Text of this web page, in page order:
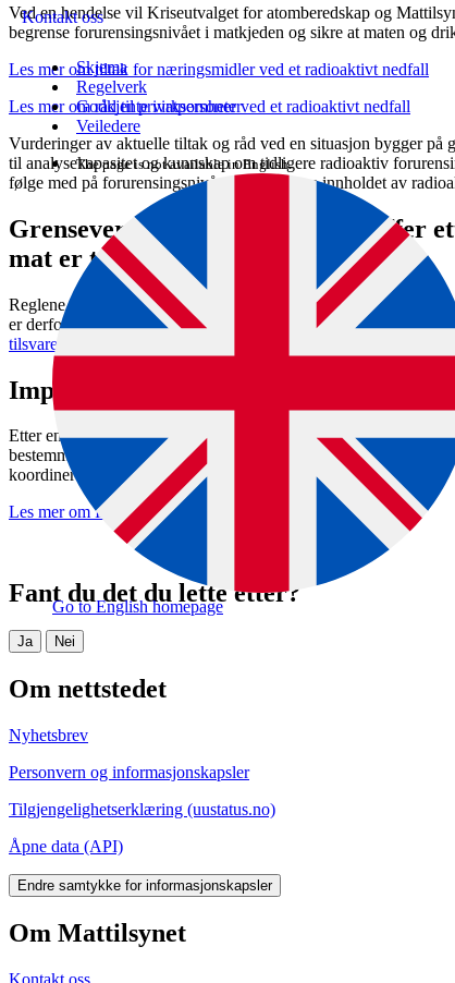
Kontakt oss
Skjema
Regelverk
Godkjente virksomheter
Veiledere
The page is not available in English.
Go to English homepage
Ved en hendelse vil Kriseutvalget for atomberedskap og
begrense forurensingsnivået i matkjeden og sikre at maten og
Les mer om tiltak for næringsmidler ved et radioaktivt nedfall
Les mer om råd til privatpersoner ved et radioaktivt nedfall
Vurderinger av aktuelle tiltak og råd ved en situasjon bygger
til analysekapasitet og kunnskap om tidligere radioaktiv
følge med på forurensingsnivåene og vite om innholdet av
Grenseverdier for radioaktive stoffer
mat er trygg
Reglene er like i hele EU/EØS, og Codex har tilsvarende
er derfor viktig med likelydende regler.
I Norge har vi en
tilsvarer nivåene i EU (lovdata.no)
Importert mat kontrolleres
Etter en atomhendelse kan det være behov for å kontrollere mat
bestemmelser om import fra forurensede områder. Fortsatt er
koordinert i EU/EØS.
Les mer om Importkontroll av radioaktivitet i mat og fòr.
Fant du det du lette etter?
Ja Nei
Om nettstedet
Nyhetsbrev
Personvern og informasjonskapsler
Tilgjengelighetserklæring (uustatus.no)
Åpne data (API)
Endre samtykke for informasjonskapsler
Om Mattilsynet
Kontakt oss